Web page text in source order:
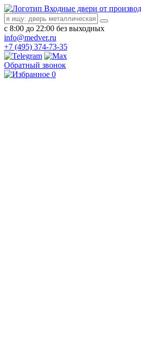
Входные двери от
с 8:00 до 22:00 без выходных
info@medver.ru
+7 (495) 374-73-35
Обратный звонок
0